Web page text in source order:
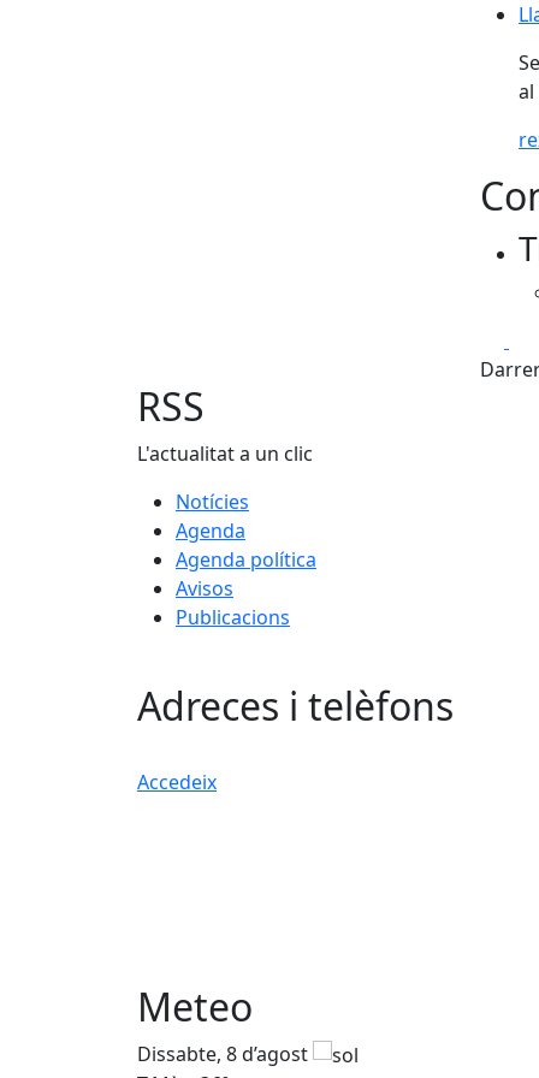
al
RSS
L'actualitat a un clic
Notícies
Agenda
Agenda política
Avisos
Publicacions
Adreces i telèfons
Accedeix
Meteo
Dissabte, 8 d’agost